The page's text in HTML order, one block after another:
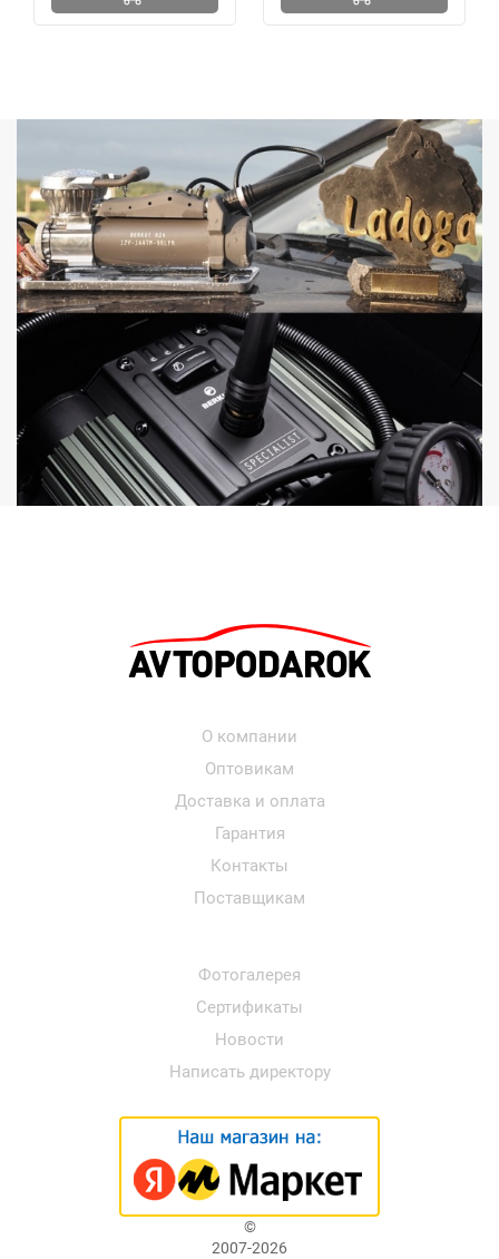
О компании
Оптовикам
Доставка и оплата
Гарантия
Контакты
Поставщикам
Фотогалерея
Сертификаты
Новости
Написать директору
©
2007-2026